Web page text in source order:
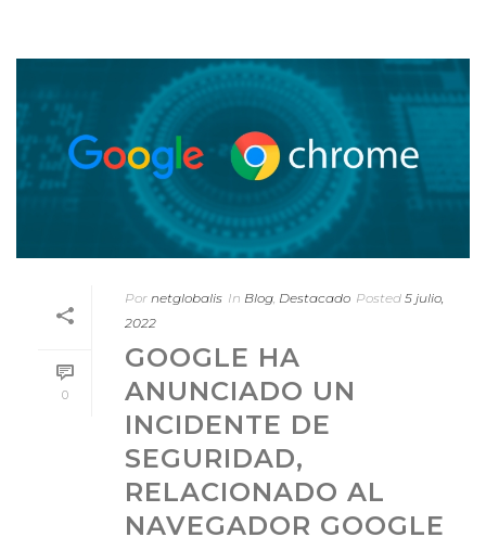
0
Por netglobalis In Blog, Destacado Posted 5 julio,
2022
GOOGLE HA
ANUNCIADO UN
INCIDENTE DE
SEGURIDAD,
RELACIONADO AL
NAVEGADOR GOOGLE